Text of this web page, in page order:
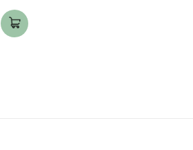
Area: up to 20m2,
Power Input: 60W,